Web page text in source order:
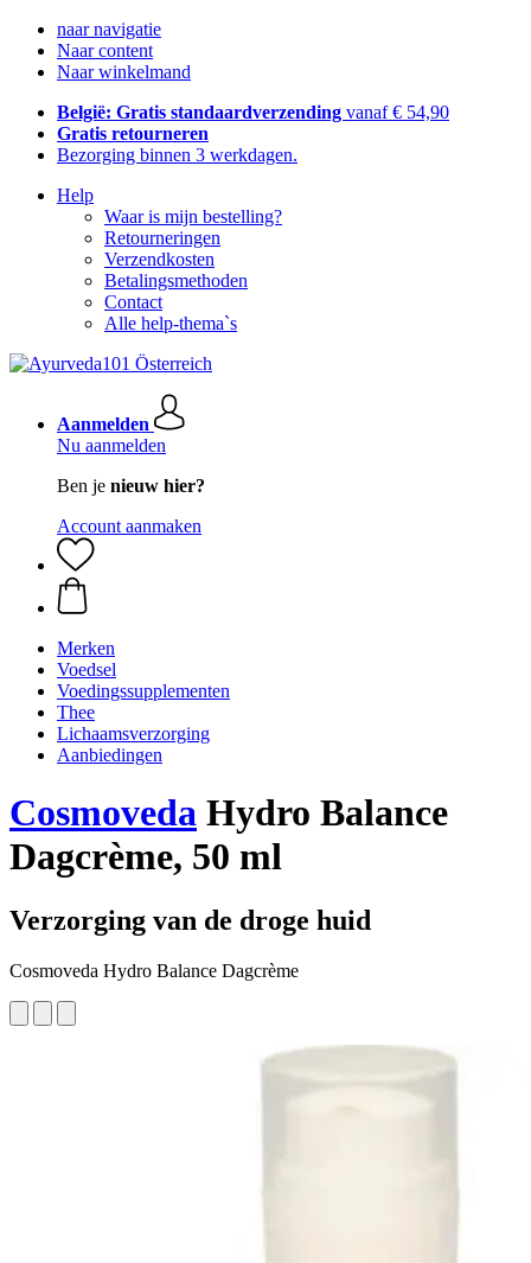
naar navigatie
Naar content
Naar winkelmand
België: Gratis standaardverzending vanaf € 54,90
Gratis retourneren
Bezorging binnen 3 werkdagen.
Help
Waar is mijn bestelling?
Retourneringen
Verzendkosten
Betalingsmethoden
Contact
Alle help-thema`s
Aanmelden
Nu aanmelden
Ben je nieuw hier?
Account aanmaken
Merken
Voedsel
Voedingssupplementen
Thee
Lichaamsverzorging
Aanbiedingen
Cosmoveda Hydro Balance
Dagcrème, 50 ml
Verzorging van de droge huid
Cosmoveda Hydro Balance Dagcrème